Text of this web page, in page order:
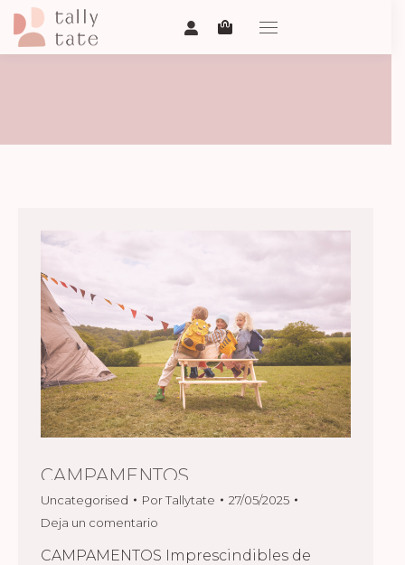
CAMPAMENTOS
Uncategorised PorTallytate
27/05/2025
Deja un comentario
CAMPAMENTOS Imprescindibles de